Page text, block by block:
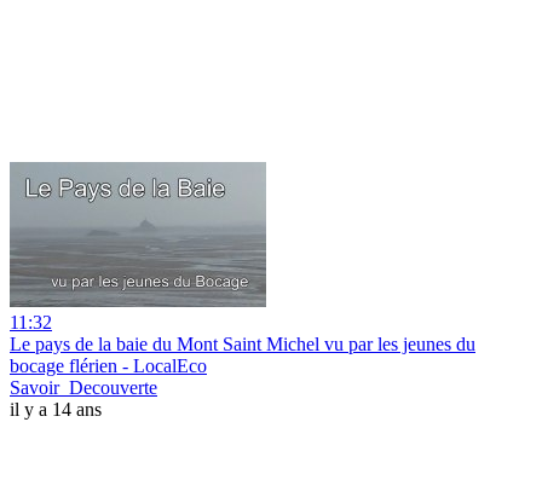
11:32
Le pays de la baie du Mont Saint Michel vu par les jeunes du
bocage flérien - LocalEco
Savoir_Decouverte
il y a 14 ans